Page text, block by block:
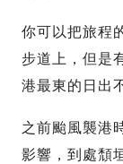
你可以把旅程
步道上，但是
港最東的日出
之前颱風襲港
影響，到處頹